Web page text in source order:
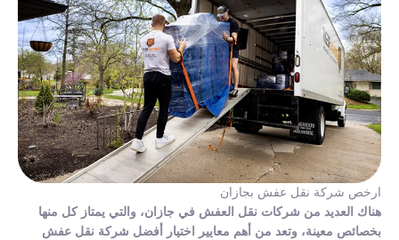
ارخص شركة نقل عفش بجازان
هناك العديد من شركات نقل العفش في جازان، والتي يمتاز كل منها
بخصائص معينة، وتعد من أهم معايير اختيار أفضل شركة نقل عفش